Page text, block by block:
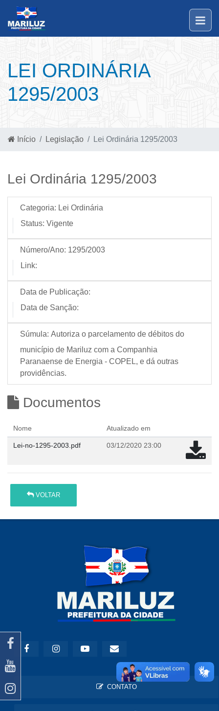
LEI ORDINÁRIA
1295/2003
Início Legislação Lei Ordinária 1295/2003
Lei Ordinária 1295/2003
Categoria: Lei Ordinária
Status: Vigente
Número/Ano: 1295/2003
Link:
Data de Publicação:
Data de Sanção:
Súmula: Autoriza o parcelamento de débitos do
município de Mariluz com a Companhia
Paranaense de Energia - COPEL, e dá outras
providências.
Documentos
Nome Atualizado em
Lei-no-1295-2003.pdf 03/12/2020 23:00
VOLTAR
CONTATO